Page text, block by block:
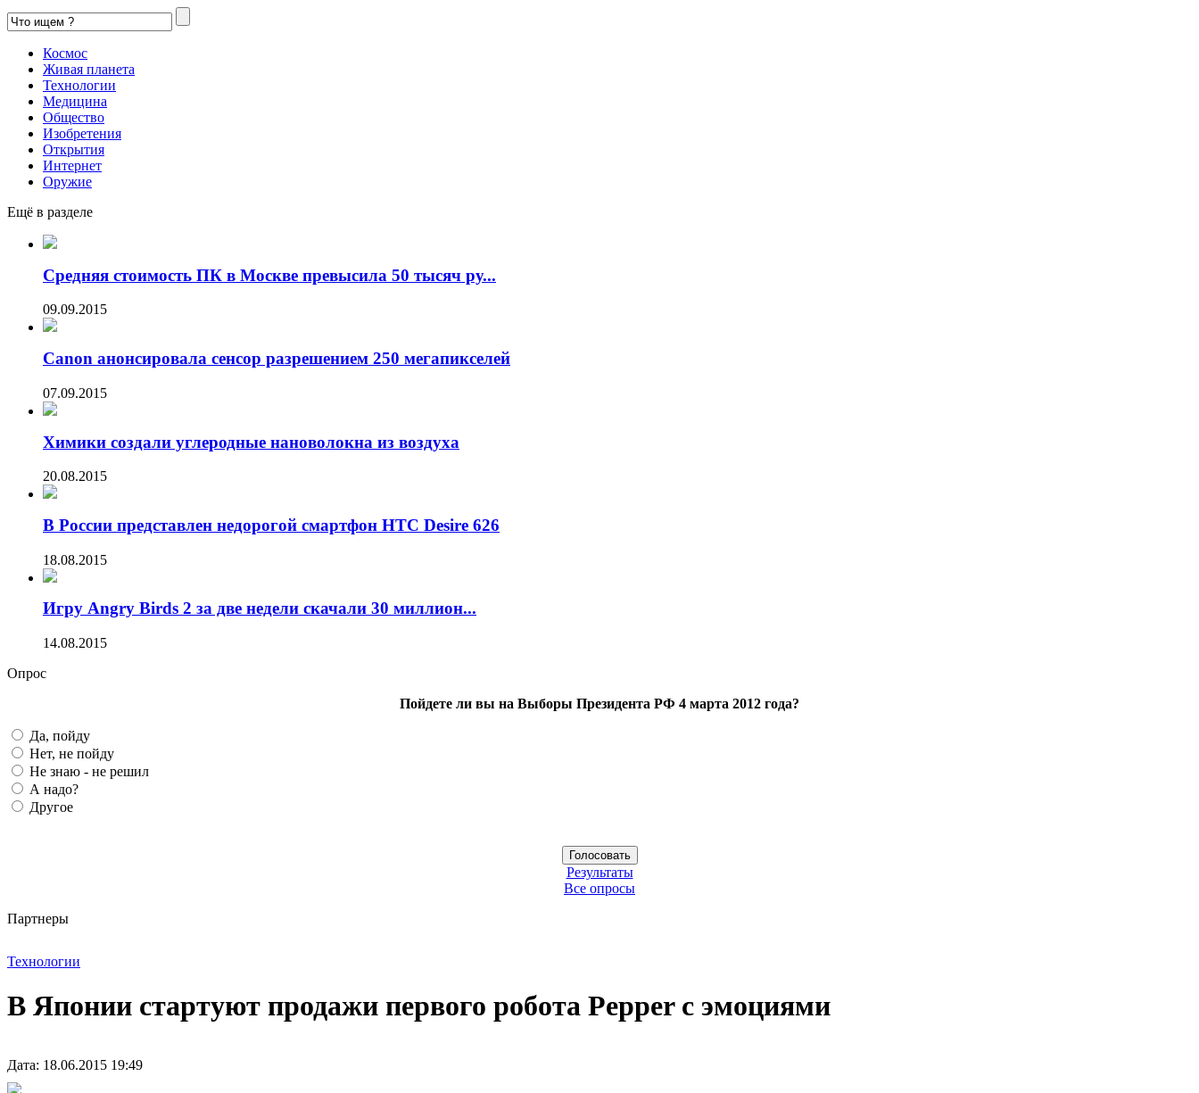
Космос
Живая планета
Технологии
Медицина
Общество
Изобретения
Открытия
Интернет
Оружие
Ещё в разделе
Средняя стоимость ПК в Москве превысила 50 тысяч ру...
09.09.2015
Canon анонсировала сенсор разрешением 250 мегапикселей
07.09.2015
Химики создали углеродные нановолокна из воздуха
20.08.2015
В России представлен недорогой смартфон HTC Desire 626
18.08.2015
Игру Angry Birds 2 за две недели скачали 30 миллион...
14.08.2015
Опрос
Пойдете ли вы на Выборы Президента РФ 4 марта 2012 года?
Да, пойду
Нет, не пойду
Не знаю - не решил
А надо?
Другое
Результаты
Все опросы
Партнеры
Технологии
В Японии стартуют продажи первого робота Pepper с эмоциями
Дата: 18.06.2015 19:49